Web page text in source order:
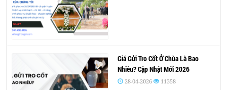
Giá Gửi Tro Cốt Ở Chùa Là Bao
Nhiêu? Cập Nhật Mới 2026
28-04-2026 11358